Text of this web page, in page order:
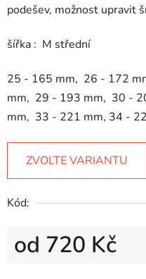
podešev, možnost upravit
šířka : M střední
25 - 165 mm, 26 - 172
mm, 29 - 193 mm, 30 -
mm, 33 - 221 mm, 34 -
ZVOLTE VARIANTU
Kód:
od 720 Kč